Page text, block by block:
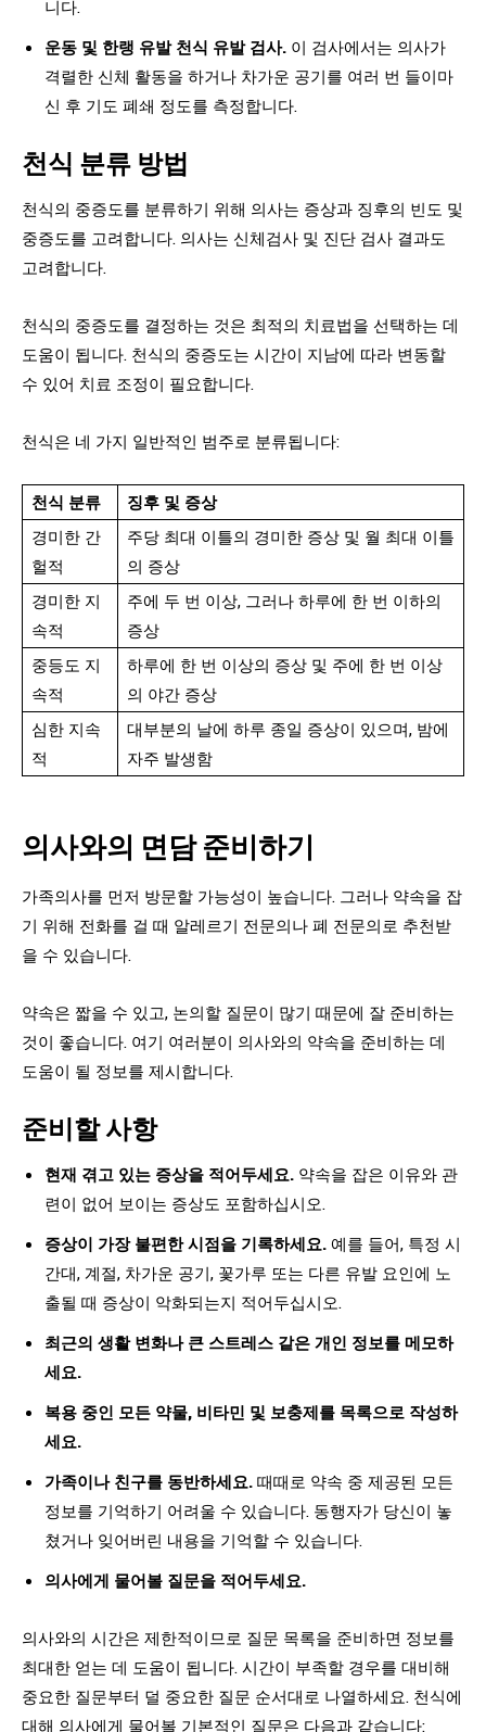
니다.
운동 및 한랭 유발 천식 유발 검사. 이 검사에서는 의사가
격렬한 신체 활동을 하거나 차가운 공기를 여러 번 들이마
신 후 기도 폐쇄 정도를 측정합니다.
천식 분류 방법
천식의 중증도를 분류하기 위해 의사는 증상과 징후의 빈도 및
중증도를 고려합니다. 의사는 신체검사 및 진단 검사 결과도
고려합니다.
천식의 중증도를 결정하는 것은 최적의 치료법을 선택하는 데
도움이 됩니다. 천식의 중증도는 시간이 지남에 따라 변동할
수 있어 치료 조정이 필요합니다.
천식은 네 가지 일반적인 범주로 분류됩니다:
천식 분류
징후 및 증상
경미한 간
헐적
주당 최대 이틀의 경미한 증상 및 월 최대 이틀
의 증상
경미한 지
속적
주에 두 번 이상, 그러나 하루에 한 번 이하의
증상
중등도 지
속적
하루에 한 번 이상의 증상 및 주에 한 번 이상
의 야간 증상
심한 지속
적
대부분의 날에 하루 종일 증상이 있으며, 밤에
자주 발생함
의사와의 면담 준비하기
가족의사를 먼저 방문할 가능성이 높습니다. 그러나 약속을 잡
기 위해 전화를 걸 때 알레르기 전문의나 폐 전문의로 추천받
을 수 있습니다.
약속은 짧을 수 있고, 논의할 질문이 많기 때문에 잘 준비하는
것이 좋습니다. 여기 여러분이 의사와의 약속을 준비하는 데
도움이 될 정보를 제시합니다.
준비할 사항
현재 겪고 있는 증상을 적어두세요. 약속을 잡은 이유와 관
련이 없어 보이는 증상도 포함하십시오.
증상이 가장 불편한 시점을 기록하세요. 예를 들어, 특정 시
간대, 계절, 차가운 공기, 꽃가루 또는 다른 유발 요인에 노
출될 때 증상이 악화되는지 적어두십시오.
최근의 생활 변화나 큰 스트레스 같은 개인 정보를 메모하
세요.
복용 중인 모든 약물, 비타민 및 보충제를 목록으로 작성하
세요.
가족이나 친구를 동반하세요. 때때로 약속 중 제공된 모든
정보를 기억하기 어려울 수 있습니다. 동행자가 당신이 놓
쳤거나 잊어버린 내용을 기억할 수 있습니다.
의사에게 물어볼 질문을 적어두세요.
의사와의 시간은 제한적이므로 질문 목록을 준비하면 정보를
최대한 얻는 데 도움이 됩니다. 시간이 부족할 경우를 대비해
중요한 질문부터 덜 중요한 질문 순서대로 나열하세요. 천식에
대해 의사에게 물어볼 기본적인 질문은 다음과 같습니다: